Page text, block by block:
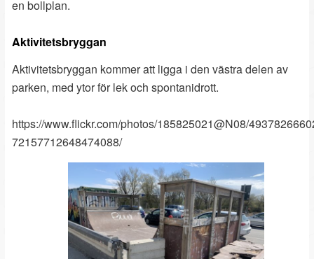
en bollplan.
Aktivitetsbryggan
Aktivitetsbryggan kommer att ligga i den västra delen av
parken, med ytor för lek och spontanidrott.
https://www.flickr.com/photos/185825021@N08/
72157712648474088/